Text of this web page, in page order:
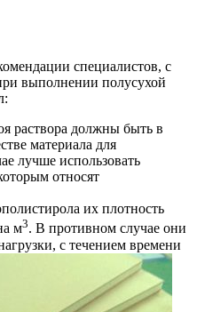
специалистов, с
выполнении полусухой
раствора должны быть в
материала для
лучше использовать
относят
их плотность
м3. В противном случае они
с течением времени